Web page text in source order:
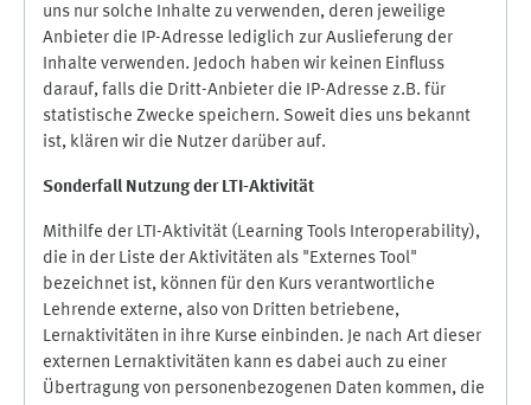
uns nur solche Inhalte zu verwenden, deren jeweilige
Anbieter die IP-Adresse lediglich zur Auslieferung der
Inhalte verwenden. Jedoch haben wir keinen Einfluss
darauf, falls die Dritt-Anbieter die IP-Adresse z.B. für
statistische Zwecke speichern. Soweit dies uns bekannt
ist, klären wir die Nutzer darüber auf.
Sonderfall Nutzung der LTI-Aktivität
Mithilfe der LTI-Aktivität (Learning Tools Interoperability),
die in der Liste der Aktivitäten als "Externes Tool"
bezeichnet ist, können für den Kurs verantwortliche
Lehrende externe, also von Dritten betriebene,
Lernaktivitäten in ihre Kurse einbinden. Je nach Art dieser
externen Lernaktivitäten kann es dabei auch zu einer
Übertragung von personenbezogenen Daten kommen, die